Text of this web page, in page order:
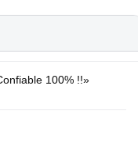
100% !!»